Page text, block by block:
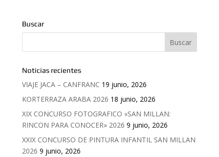
Buscar
Noticias recientes
VIAJE JACA – CANFRANC 19 junio, 2026
KORTERRAZA ARABA 2026 18 junio, 2026
XIX CONCURSO FOTOGRAFICO «SAN MILLAN:
RINCON PARA CONOCER» 2026 9 junio, 2026
XXIX CONCURSO DE PINTURA INFANTIL SAN MILLAN
2026 9 junio, 2026